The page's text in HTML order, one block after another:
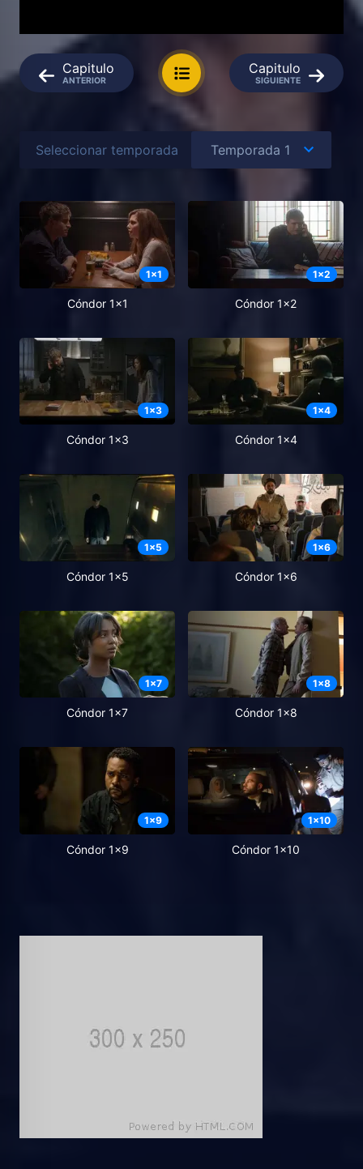
Capitulo
ANTERIOR
Capitulo
SIGUIENTE
Seleccionar temporada
1x1
Cóndor 1x1
1x2
Cóndor 1x2
1x3
Cóndor 1x3
1x4
Cóndor 1x4
1x5
Cóndor 1x5
1x6
Cóndor 1x6
1x7
Cóndor 1x7
1x8
Cóndor 1x8
1x9
Cóndor 1x9
1x10
Cóndor 1x10